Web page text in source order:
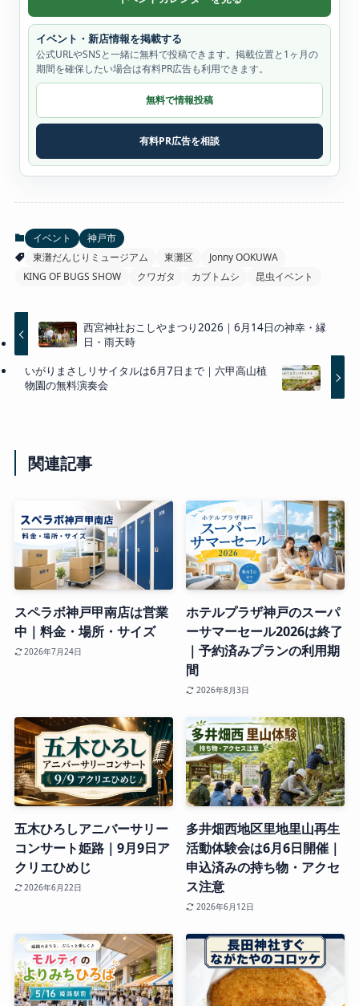
イベント・新店情報を掲載する
公式URLやSNSと一緒に無料で投稿できます。掲載位置と1ヶ月の
期間を確保したい場合は有料PR広告も利用できます。
無料で情報投稿
有料PR広告を相談
イベント
神戸市
東灘だんじりミュージアム
東灘区
Jonny OOKUWA
KING OF BUGS SHOW
クワガタ カブトムシ 昆虫イベント
西宮神社おこしやまつり2026｜6月14日の神幸・縁
日・雨天時
いがりまさしリサイタルは6月7日まで｜六甲高山植
物園の無料演奏会
関連記事
スペラボ神戸甲南店は営業
中｜料金・場所・サイズ
2026年7月24日
ホテルプラザ神戸のスーパ
ーサマーセール2026は終了
｜予約済みプランの利用期
間
2026年8月3日
五木ひろしアニバーサリー
コンサート姫路｜9月9日ア
クリエひめじ
2026年6月22日
多井畑西地区里地里山再生
活動体験会は6月6日開催｜
申込済みの持ち物・アクセ
ス注意
2026年6月12日